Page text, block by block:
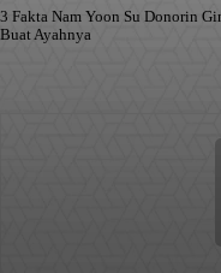
3 Fakta Nam Yoon Su Donorin
Buat Ayahnya